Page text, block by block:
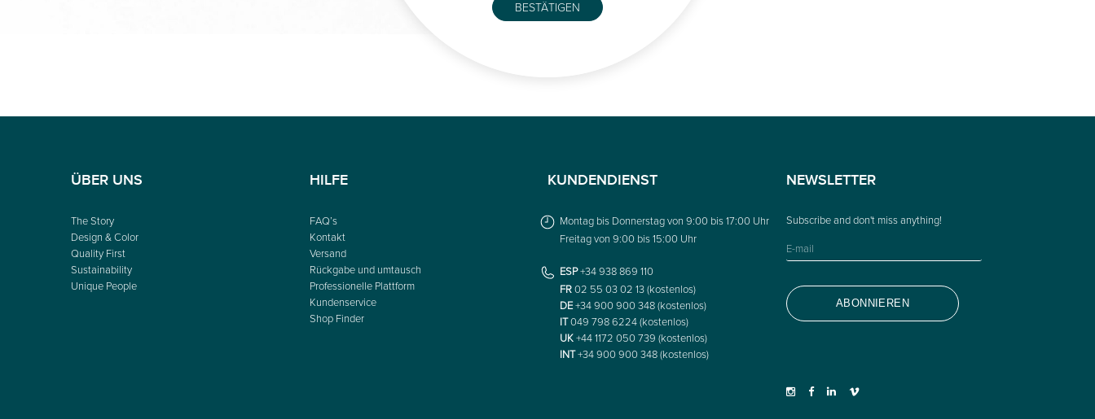
ÜBER UNS
The Story
Design & Color
Quality First
Sustainability
Unique People
HILFE
FAQ’s
Kontakt
Versand
Rückgabe und umtausch
Professionelle Plattform
Kundenservice
Shop Finder
KUNDENDIENST
Montag bis Donnerstag von 9:00 bis 17:00 Uhr
Freitag von 9:00 bis 15:00 Uhr
ESP+34 938 869 110
FR02 55 03 02 13 (kostenlos)
DE+34 900 900 348 (kostenlos)
IT049 798 6224 (kostenlos)
UK+44 1172 050 739 (kostenlos)
INT+34 900 900 348 (kostenlos)
NEWSLETTER
BESTÄTIGEN